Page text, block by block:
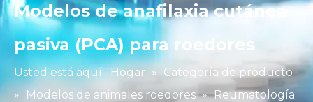
Modelos de anafilaxia cutánea
pasiva (PCA) para roedores
Usted está aquí: Hogar » Categoría de producto
» Modelos de animales roedores » Reumatología